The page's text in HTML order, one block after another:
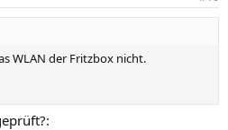
WLAN der Fritzbox nicht.